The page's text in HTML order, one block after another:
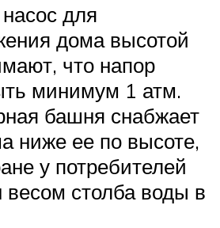
для
дома высотой
что напор
минимум 1 атм.
башня снабжает
ниже ее по высоте,
у потребителей
весом столба воды в